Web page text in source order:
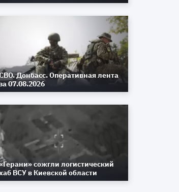
Донбасс. Оперативная лента
07.08.2026
сожгли логистический
ВСУ в Киевской области